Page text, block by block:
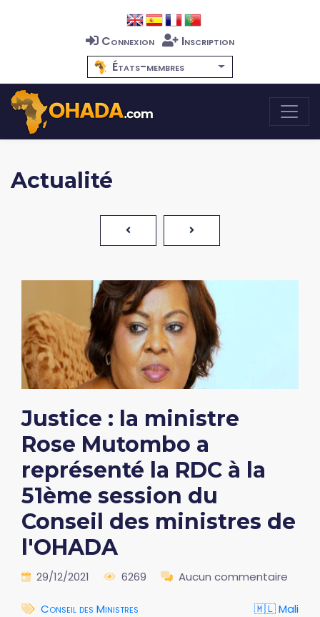
Connexion
Inscription
États-membres
Actualité
Justice : la ministre
Rose Mutombo a
représenté la RDC à la
51ème session du
Conseil des ministres de
l'OHADA
29/12/2021 6269 Aucun commentaire
🇲🇱 Mali
Conseil des Ministres